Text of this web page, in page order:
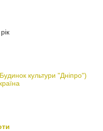
культури "Дніпро")